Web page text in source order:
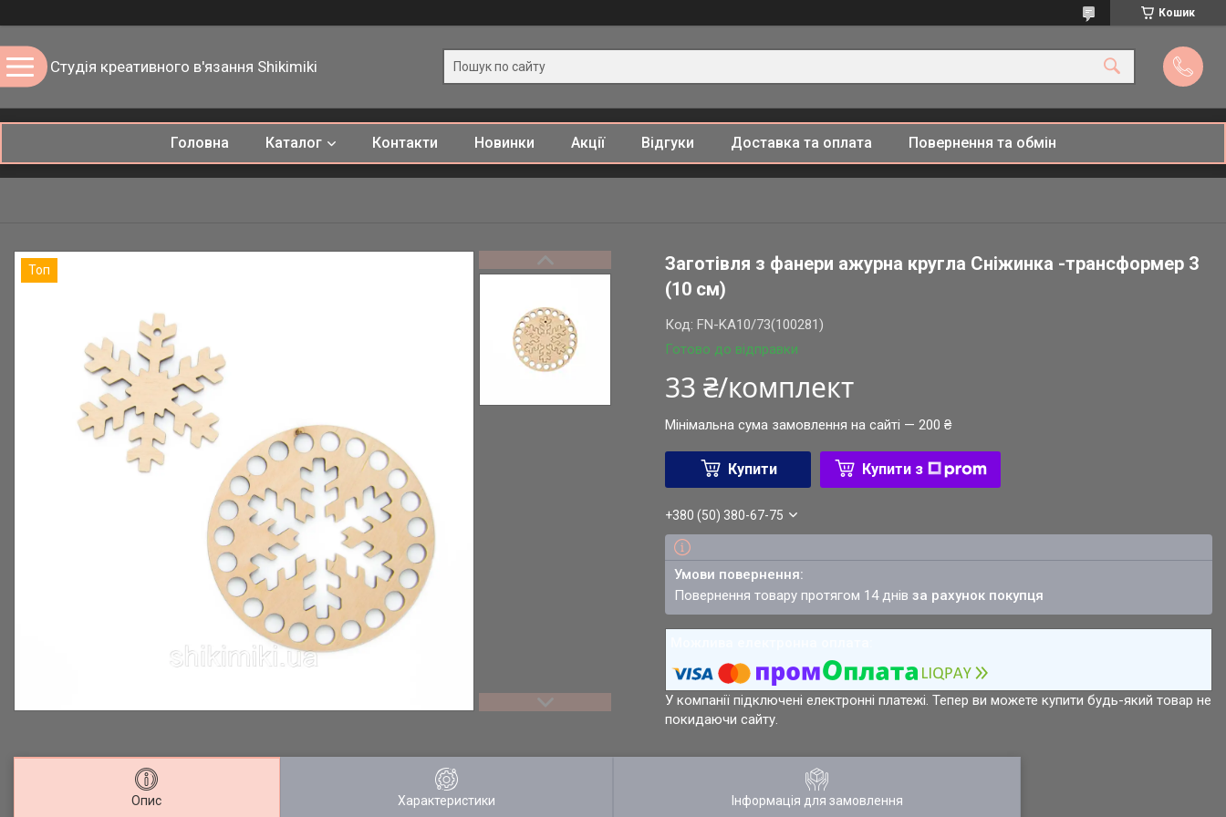
Кошик
Студія креативного в'язання Shikimiki
Головна Каталог Контакти Новинки Акції Відгуки Доставка та оплата Повернення та обмін
Топ
Заготівля з фанери ажурна кругла Сніжинка -трансформер 3
(10 см)
Готово до відправки
Код:FN-KA10/73(100281)
33 ₴/комплект
Мінімальна сума замовлення на сайті — 200 ₴
Купити Купити з
+380 (50) 380-67-75
повернення товару протягом 14 днівза рахунок покупця
У компанії підключені електронні платежі. Тепер ви можете купити будь-який товар не
покидаючи сайту.
Опис Характеристики Інформація для замовлення